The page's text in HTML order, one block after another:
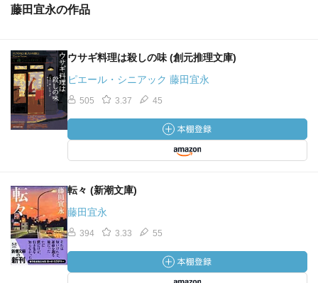
藤田宜永の作品
ウサギ料理は殺しの味 (創元推理文庫)
ピエール・シニアック 藤田宜永
505 3.37 45
転々 (新潮文庫)
藤田宜永
394 3.33 55